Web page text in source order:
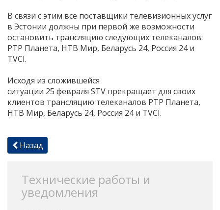
В связи с этим все поставщики телевизионных услуг
в Эстонии должны при первой же возможности
остановить трансляцию следующих телеканалов:
РТР Планета, НТВ Мир, Беларусь 24, Россия 24 и
TVCI.
Исходя из сложившейся
ситуации 25 февраля STV прекращает для своих
клиентов трансляцию телеканалов РТР Планета,
НТВ Мир, Беларусь 24, Россия 24 и TVCI.
Назад
Технические работы и
уведомления